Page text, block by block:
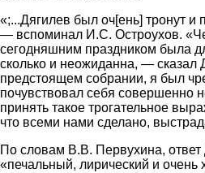
«;...Дягилев был оч[ень] тронут и
— вспоминал И.С. Остроухов.
сегодняшним праздником была
сколько и неожиданна, — сказал
предстоящем собрании, я был
почувствовал себя совершенно
принять такое трогательное
что всеми нами сделано,
По словам В.В. Первухина,
«печальный, лирический и очень